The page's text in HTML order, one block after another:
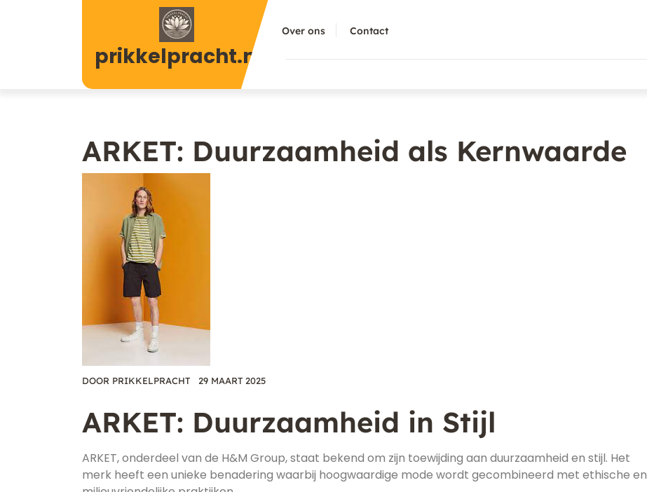
prikkelpracht.nl
Over ons Contact
ARKET: Duurzaamheid als Kernwaarde
DOOR PRIKKELPRACHT 29 MAART 2025
ARKET: Duurzaamheid in Stijl
ARKET, onderdeel van de H&M Group, staat bekend om zijn toewijding aan duurzaamheid en stijl. Het
merk heeft een unieke benadering waarbij hoogwaardige mode wordt gecombineerd met ethische en